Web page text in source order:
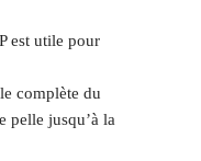
est utile pour
complète du
pelle jusqu’à la